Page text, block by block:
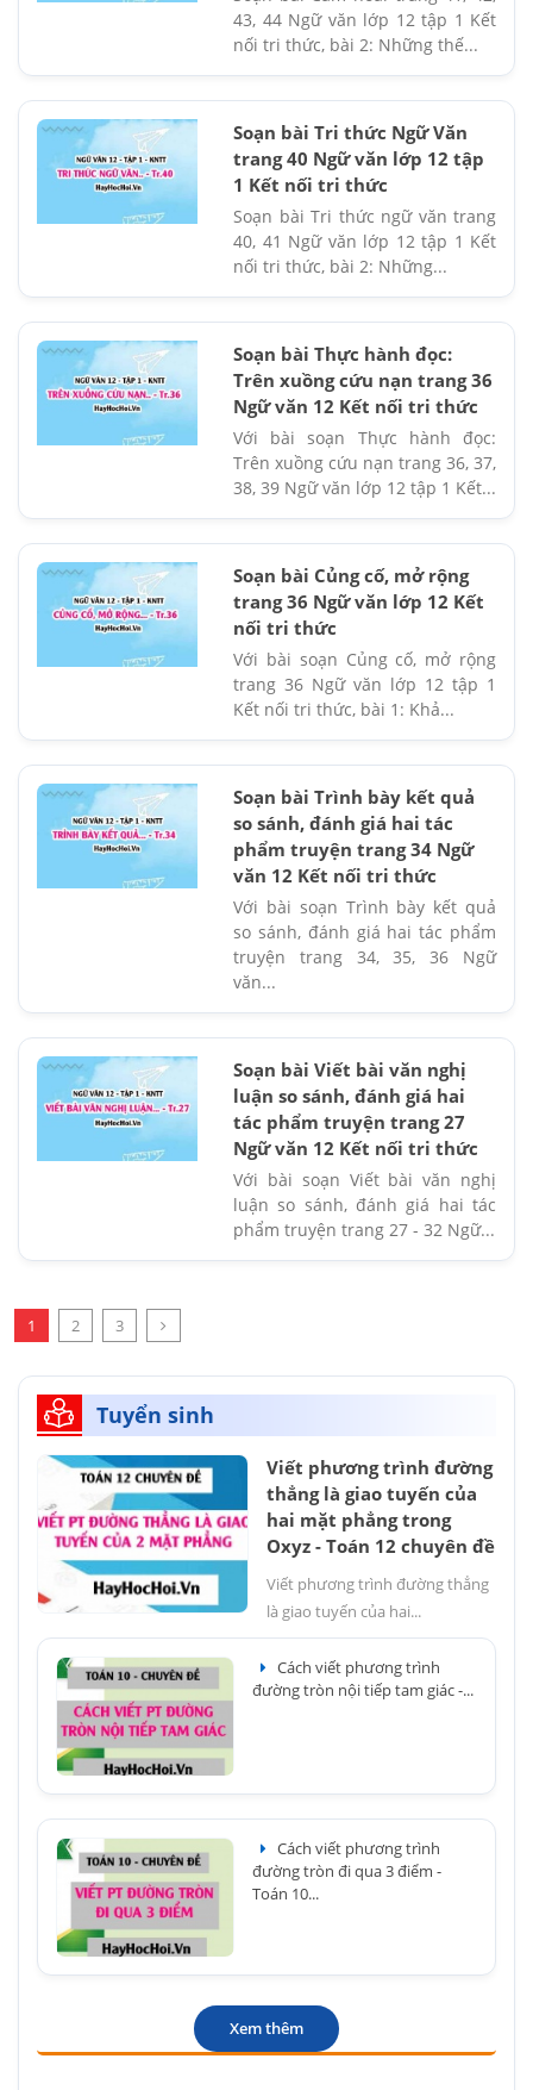
43, 44 Ngữ văn lớp 12 tập 1 Kết
nối tri thức, bài 2: Những thế...
Soạn bài Tri thức Ngữ Văn
trang 40 Ngữ văn lớp 12 tập
1 Kết nối tri thức
Soạn bài Tri thức ngữ văn trang
40, 41 Ngữ văn lớp 12 tập 1 Kết
nối tri thức, bài 2: Những...
Soạn bài Thực hành đọc:
Trên xuồng cứu nạn trang 36
Ngữ văn 12 Kết nối tri thức
Với bài soạn Thực hành đọc:
Trên xuồng cứu nạn trang 36, 37,
38, 39 Ngữ văn lớp 12 tập 1 Kết...
Soạn bài Củng cố, mở rộng
trang 36 Ngữ văn lớp 12 Kết
nối tri thức
Với bài soạn Củng cố, mở rộng
trang 36 Ngữ văn lớp 12 tập 1
Kết nối tri thức, bài 1: Khả...
Soạn bài Trình bày kết quả
so sánh, đánh giá hai tác
phẩm truyện trang 34 Ngữ
văn 12 Kết nối tri thức
Với bài soạn Trình bày kết quả
so sánh, đánh giá hai tác phẩm
truyện trang 34, 35, 36 Ngữ
văn...
Soạn bài Viết bài văn nghị
luận so sánh, đánh giá hai
tác phẩm truyện trang 27
Ngữ văn 12 Kết nối tri thức
Với bài soạn Viết bài văn nghị
luận so sánh, đánh giá hai tác
phẩm truyện trang 27 - 32 Ngữ...
1 2 3
Tuyển sinh
Viết phương trình đường
thẳng là giao tuyến của
hai mặt phẳng trong
Oxyz - Toán 12 chuyên đề
Viết phương trình đường thẳng
là giao tuyến của hai...
Cách viết phương trình
đường tròn nội tiếp tam giác -...
Cách viết phương trình
đường tròn đi qua 3 điểm -
Toán 10...
Xem thêm